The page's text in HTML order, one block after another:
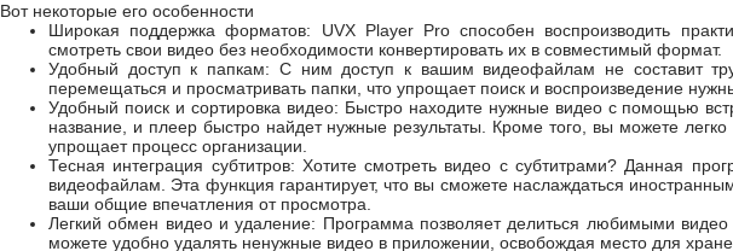
Вот некоторые его особенности
Широкая поддержка форматов: UVX Player Pro способен воспроизводить
смотреть свои видео без необходимости конвертировать их в совместимый формат.
Удобный доступ к папкам: С ним доступ к вашим видеофайлам не составит
перемещаться и просматривать папки, что упрощает поиск и воспроизведение
Удобный поиск и сортировка видео: Быстро находите нужные видео с помощью
название, и плеер быстро найдет нужные результаты. Кроме того, вы можете
упрощает процесс организации.
Тесная интеграция субтитров: Хотите смотреть видео с субтитрами? Данная
видеофайлам. Эта функция гарантирует, что вы сможете наслаждаться
ваши общие впечатления от просмотра.
Легкий обмен видео и удаление: Программа позволяет делиться любимыми
можете удобно удалять ненужные видео в приложении, освобождая место для